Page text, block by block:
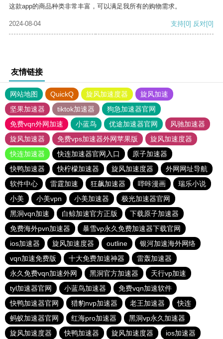
这款app的商品种类非常丰富，可以满足我所有的购物需求。
2024-08-04 支持[0] 反对[0]
友情链接
网站地图 QuickQ 旋风加速度器
旋风加速
坚果加速器
tiktok加速器
狗急加速器官网
免费vqn外网加速
小蓝鸟 优途加速器官网
风驰加速器
旋风加速器
免费vps加速器外网苹果版
旋风加速度器
快连加速器
快连加速器官网入口
原子加速器
快鸭加速器
快柠檬加速器 旋风加速度器
外网网址导航
软件中心
雷霆加速 狂飙加速器 哔咔漫画
瑞乐小说
小美
小美vpn 小美加速器
极光加速器官网
黑洞vqn加速
白鲸加速官方正版
下载原子加速器
免费海外pvn加速器
暴雪vp永久免费加速器下载官网
ios加速器
旋风加速度器 outline
银河加速海外网络
vqn加速免费版
十大免费加速神器
雷轰加速器
永久免费vqn加速外网
黑洞官方加速器
天行vp加速
tyl加速器官网
小蓝鸟加速器
免费vqn加速软件
快鸭加速器官网
猎豹nvp加速器 老王加速器
快连
蚂蚁加速器官网
红海pro加速器
黑洞vp永久加速器
旋风加速度器
快鸭加速器 旋风加速度器 ios加速器